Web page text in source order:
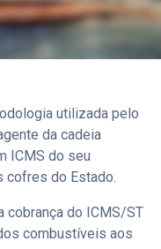
utilizada pelo
da cadeia
ICMS do seu
cofres do Estado.
cobrança do ICMS/ST
combustíveis aos